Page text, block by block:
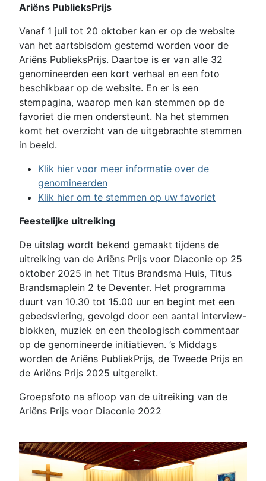
Ariëns PublieksPrijs
Vanaf 1 juli tot 20 oktober kan er op de website
van het aartsbisdom gestemd worden voor de
Ariëns PublieksPrijs. Daartoe is er van alle 32
genomineerden een kort verhaal en een foto
beschikbaar op de website. En er is een
stempagina, waarop men kan stemmen op de
favoriet die men ondersteunt. Na het stemmen
komt het overzicht van de uitgebrachte stemmen
in beeld.
Klik hier voor meer informatie over de
genomineerden
Klik hier om te stemmen op uw favoriet
Feestelijke uitreiking
De uitslag wordt bekend gemaakt tijdens de
uitreiking van de Ariëns Prijs voor Diaconie op 25
oktober 2025 in het Titus Brandsma Huis, Titus
Brandsmaplein 2 te Deventer. Het programma
duurt van 10.30 tot 15.00 uur en begint met een
gebedsviering, gevolgd door een aantal interview-
blokken, muziek en een theologisch commentaar
op de genomineerde initiatieven. ’s Middags
worden de Ariëns PubliekPrijs, de Tweede Prijs en
de Ariëns Prijs 2025 uitgereikt.
Groepsfoto na afloop van de uitreiking van de
Ariëns Prijs voor Diaconie 2022